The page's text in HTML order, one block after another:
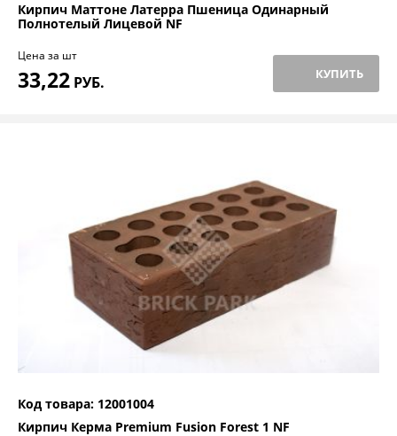
Кирпич Маттоне Латерра Пшеница Одинарный
Полнотелый Лицевой NF
Цена за шт
33,22 РУБ. КУПИТЬ
Код товара: 12001004
Кирпич Керма Premium Fusion Forest 1 NF